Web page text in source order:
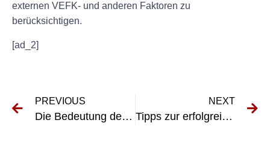
externen VEFK- und anderen Faktoren zu
berücksichtigen.
[ad_2]
PREVIOUS
Die Bedeutung der Prüfung ortsveränderlicher Geräte in der Finanzdienstleistungsbranche
NEXT
Tipps zur erfolgreichen Durchführung einer Erstprüfung Elektrischer Maschinen